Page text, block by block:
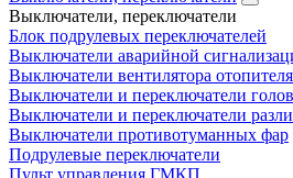
Выключатели, переключатели
Блок подрулевых переключателей
Выключатели аварийной
Выключатели вентилятора отопителя
Выключатели и переключатели
Выключатели и переключатели
Выключатели противотуманных фар
Подрулевые переключатели